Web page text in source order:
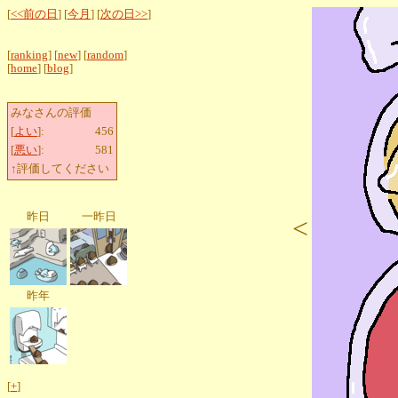
[<<前の日 ] [今月 ] [次の日>>]
[ranking] [new] [random]
[home] [blog]
みなさんの評価
[よい]:
456
[悪い]:
581
↑評価してください
昨日 一昨日
昨年
[+]
<